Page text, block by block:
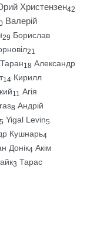
Христензен42
Валерій
29 Борислав
21
Таран18 Александр
14 Кирилл
11 Агія
8 Андрій
5 Yigal Levin5
Кушнарь4
Донік4 Акім
3 Тарас